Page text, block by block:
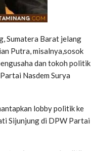
Sumatera Barat jelang
Putra, misalnya,sosok
dan tokoh politik
Nasdem Surya
lobby politik ke
Sijunjung di DPW Partai